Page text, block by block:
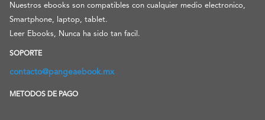
Nuestros ebooks son compatibles con cualquier medio electronico,
Smartphone, laptop, tablet.
Leer Ebooks, Nunca ha sido tan facil.
SOPORTE
contacto@pangeaebook.mx
METODOS DE PAGO